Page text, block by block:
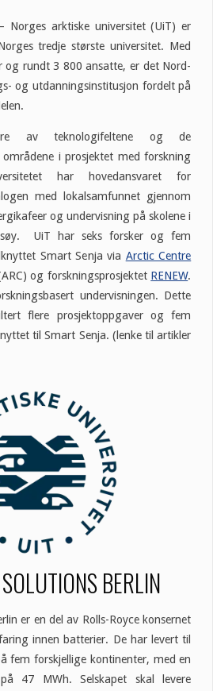
Norges arktiske universitet (UiT) er
tredje største universitet. Med
og rundt 3 800 ansatte, er det Nord-
og utdanningsinstitusjon fordelt på
av teknologifeltene og de
områdene i prosjektet med forskning
har hovedansvaret for
med lokalsamfunnet gjennom
og undervisning på skolene i
UiT har seks forsker og fem
Smart Senja via Arctic Centre
og forskningsprosjektet RENEW.
undervisningen. Dette
flere prosjektoppgaver og fem
til Smart Senja. (lenke til artikler
BERLIN
er en del av Rolls-Royce konsernet
innen batterier. De har levert til
fem forskjellige kontinenter, med en
47 MWh. Selskapet skal levere